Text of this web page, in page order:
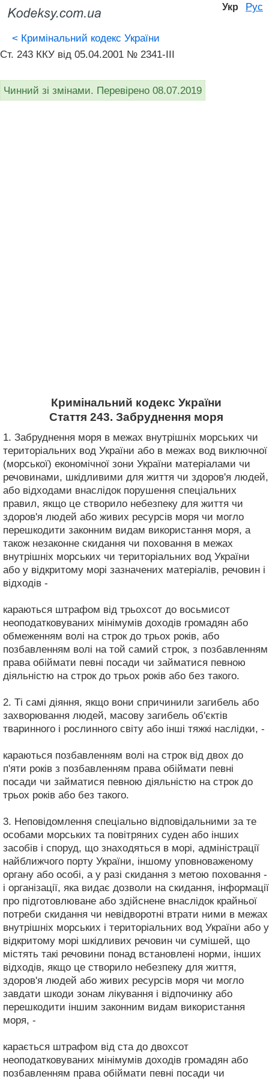
Укр Рус
< Кримінальний кодекс України
Ст. 243 ККУ від 05.04.2001 № 2341-III
Чинний зі змінами. Перевірено 08.07.2019
Кримінальний кодекс України
Стаття 243. Забруднення моря
1. Забруднення моря в межах внутрішніх морських чи
територіальних вод України або в межах вод виключної
(морської) економічної зони України матеріалами чи
речовинами, шкідливими для життя чи здоров'я людей,
або відходами внаслідок порушення спеціальних
правил, якщо це створило небезпеку для життя чи
здоров'я людей або живих ресурсів моря чи могло
перешкодити законним видам використання моря, а
також незаконне скидання чи поховання в межах
внутрішніх морських чи територіальних вод України
або у відкритому морі зазначених матеріалів, речовин і
відходів -
караються штрафом від трьохсот до восьмисот
неоподатковуваних мінімумів доходів громадян або
обмеженням волі на строк до трьох років, або
позбавленням волі на той самий строк, з позбавленням
права обіймати певні посади чи займатися певною
діяльністю на строк до трьох років або без такого.
2. Ті самі діяння, якщо вони спричинили загибель або
захворювання людей, масову загибель об'єктів
тваринного і рослинного світу або інші тяжкі наслідки, -
караються позбавленням волі на строк від двох до
п'яти років з позбавленням права обіймати певні
посади чи займатися певною діяльністю на строк до
трьох років або без такого.
3. Неповідомлення спеціально відповідальними за те
особами морських та повітряних суден або інших
засобів і споруд, що знаходяться в морі, адміністрації
найближчого порту України, іншому уповноваженому
органу або особі, а у разі скидання з метою поховання -
і організації, яка видає дозволи на скидання, інформації
про підготовлюване або здійснене внаслідок крайньої
потреби скидання чи невідворотні втрати ними в межах
внутрішніх морських і територіальних вод України або у
відкритому морі шкідливих речовин чи сумішей, що
містять такі речовини понад встановлені норми, інших
відходів, якщо це створило небезпеку для життя,
здоров'я людей або живих ресурсів моря чи могло
завдати шкоди зонам лікування і відпочинку або
перешкодити іншим законним видам використання
моря, -
карається штрафом від ста до двохсот
неоподатковуваних мінімумів доходів громадян або
позбавленням права обіймати певні посади чи